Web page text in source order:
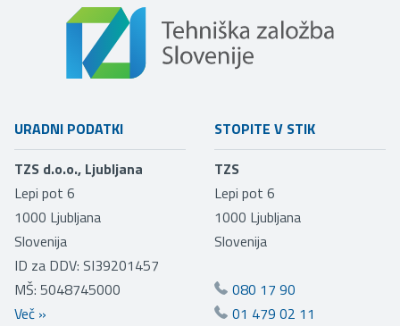
URADNI PODATKI
TZS d.o.o., Ljubljana
Lepi pot 6
1000 Ljubljana
Slovenija
ID za DDV: SI39201457
MŠ: 5048745000
Več »
STOPITE V STIK
TZS
Lepi pot 6
1000 Ljubljana
Slovenija
080 17 90
01 479 02 11